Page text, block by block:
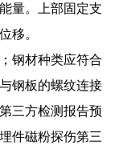
量。上部固定支
移。
钢材种类应符合
钢板的螺纹连接
三方检测报告预
件磁粉探伤第三